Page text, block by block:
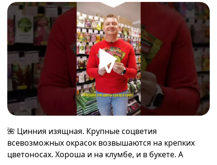
🌺 Цинния изящная. Крупные соцветия
всевозможных окрасок возвышаются на крепких
цветоносах. Хороша и на клумбе, и в букете. А